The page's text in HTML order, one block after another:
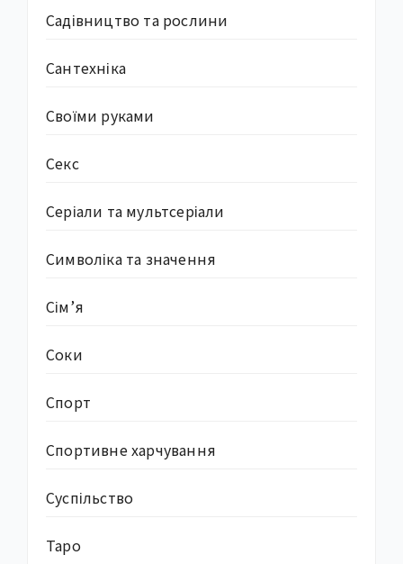
Садівництво та рослини
Сантехніка
Своїми руками
Секс
Серіали та мультсеріали
Символіка та значення
Сім’я
Соки
Спорт
Спортивне харчування
Суcпільство
Таро